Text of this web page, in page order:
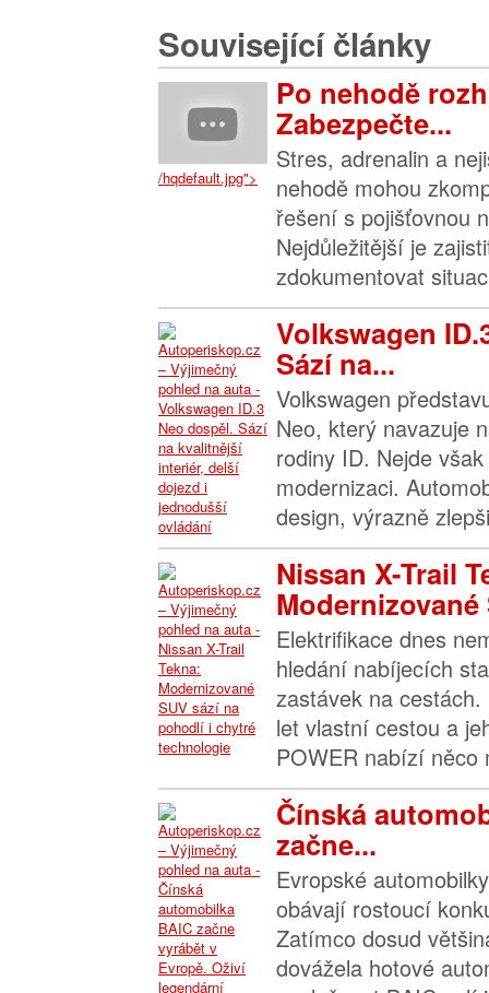
Související články
/hqdefault.jpg">
Po nehodě
Zabezpečte...
Stres, adrenalin a
nehodě mohou
řešení s pojišťovnou
Nejdůležitější je
zdokumentovat
Volkswagen
Sází na...
Volkswagen
Neo, který navazuje
rodiny ID. Nejde
modernizaci.
design, výrazně
Nissan X-Trail
Modernizované
Elektrifikace dnes
hledání nabíjecích
zastávek na
let vlastní cestou a
POWER nabízí něco
Čínská
začne...
Evropské
obávají rostoucí
Zatímco dosud
dovážela hotové